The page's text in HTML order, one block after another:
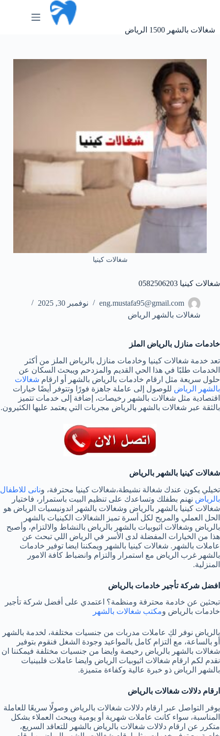
شغالات بالشهر 1500 الرياض
شغالات كينيا
شغالات كينيا 0582506203
eng.mustafa95@gmail.com
نوفمبر 30, 2025
شغالات بالشهر الرياض
خادمات منازل بالرياض الملز
تعد خدمة شغالات كينيا وخادمات منازل بالرياض الملز من أكثر
الخدمات طلبًا في هذا الحي القديم والمزدحم ويبحث السكان عن
حلول سريعة مثل ارقام خادمات بالرياض بالشهر أو ارقام شغالات
بالشهر الرياض للوصول إلى عاملة جاهزة فورًا وتتوفر أيضًا خيارات
اقتصادية مثل شغالات بالشهر رخيصات، إضافة إلى خدمات تتميز
بالثقة عبر شغالات بالشهر بالرياض مجربات التي يعتمد عليها الكثيرون.
شغالات كينيا بالشهر بالرياض
تخيلي يكون عندك شغالة نشيطة،شغالات كينيا محترفة، ونانى للاطفال
بالرياض نهنم بطفلك وتساعدك على تنظيم البيت باستمرار، فاختيار
شغالات كينيا بالشهر بالرياض وشغالات بالشهر اندونيسيات الرياض هو
الحل العملي والمريح لكل أسرة تميز الشغالات الكينيات بالشهر
بالرياض وشغالات اثيوبيات بالشهر بالرياض بالنشاط والالتزام، وأصبح
هذا من الخيارات المفضلة لدى الأسر في الرياض اللي تبحث عن
عاملات بالشهر. شغالات كينيا بالشهر ويمكننا ايضا توفير خادمات
بالشهر غرب الرياض مع استمرار والتزام وانضباط كافة الامور
المنزلية.
افضل شركة تأجير خادمات بالرياض
تبحثين عن خادمة محترفة ومنظمة؟ اعتمدي على أفضل شركة تأجير
خادمات بالرياض ومكتب شغالات بالشهر
بالرياض نوفر لكِ عاملات مدربات من جنسيات مختلفة، لخدمة بالشهر
أو بالساعة، مع التزام كامل بالمواعيد وجودة الشغل فنقوم بتوفير
شغالات بالشهر بالرياض رخيصة وايضا من جنسيات مختلفة فيمكننا ان
نقدم لكم ارقام شغالات اثيوبيات الرياض وايضا عاملات فلبينيات
بالشهر الرياض ذو خبرة عالية وكفاءة متميزة.
ارقام دلالات شغالات بالرياض
يوفر التواصل عبر ارقام دلالات شغالات بالرياض وصولًا سريعًا للعاملة
المناسبة، سواء كانت عاملات شهرية أو يومية ويبحث العملاء بشكل
متكرر عن ارقام دلالات شغالات بالرياض بالشهر للتعاقد السريع،